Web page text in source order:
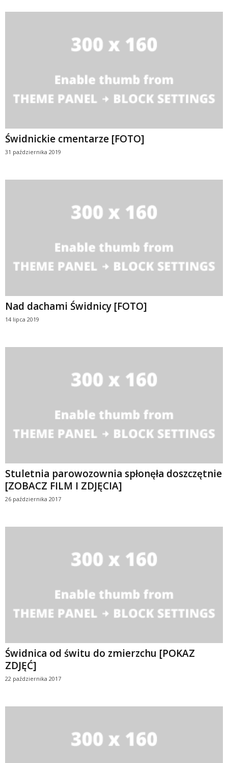
Świdnickie cmentarze [FOTO]
31 października 2019
Nad dachami Świdnicy [FOTO]
14 lipca 2019
Stuletnia parowozownia spłonęła doszczętnie
[ZOBACZ FILM I ZDJĘCIA]
26 października 2017
Świdnica od świtu do zmierzchu [POKAZ
ZDJĘĆ]
22 października 2017